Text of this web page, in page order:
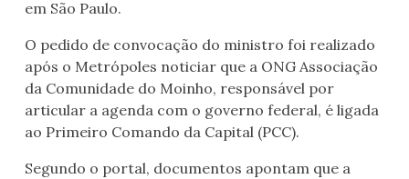
em São Paulo.
O pedido de convocação do ministro foi realizado
após o Metrópoles noticiar que a ONG Associação
da Comunidade do Moinho, responsável por
articular a agenda com o governo federal, é ligada
ao Primeiro Comando da Capital (PCC).
Segundo o portal, documentos apontam que a